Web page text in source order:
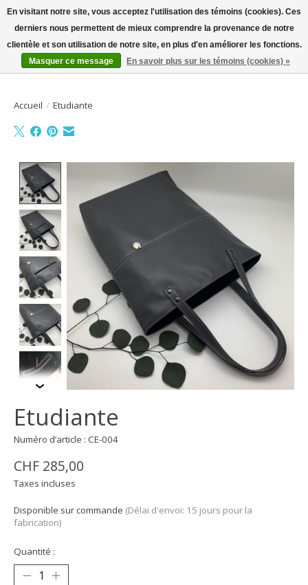
Bienvenue sur la boutique en ligne
Liste dePanier
Accueil / Etudiante
Product image slideshow Items
Etudiante
Numéro d’article : CE-004
CHF 285,00
Taxes incluses
Disponible sur commande (Délai d'envoi: 15 jours pour la
fabrication)
Quantité :
En visitant notre site, vous acceptez l'utilisation des témoins (cookies). Ces
derniers nous permettent de mieux comprendre la provenance de notre
clientèle et son utilisation de notre site, en plus d'en améliorer les fonctions.
Masquer ce message
En savoir plus sur les témoins (cookies) »